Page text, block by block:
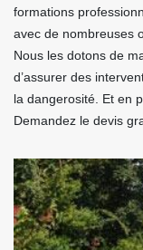
formations
avec de nombreuses
Nous les dotons de
d’assurer des
la dangerosité. Et en
Demandez le devis